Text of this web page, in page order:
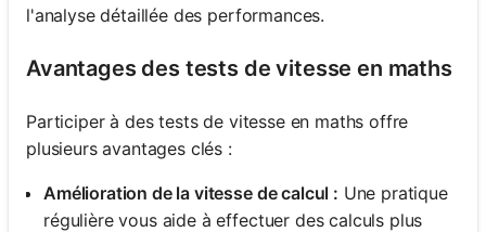
l'analyse détaillée des performances.
Avantages des tests de vitesse en maths
Participer à des tests de vitesse en maths offre
plusieurs avantages clés :
Amélioration de la vitesse de calcul : Une pratique
régulière vous aide à effectuer des calculs plus